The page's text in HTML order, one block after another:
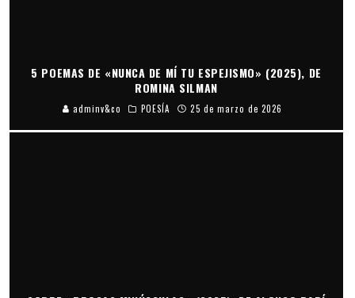
5 POEMAS DE «NUNCA DE MÍ TU ESPEJISMO» (2025), DE
ROMINA SILMAN
adminv&co POESÍA 25 de marzo de 2026